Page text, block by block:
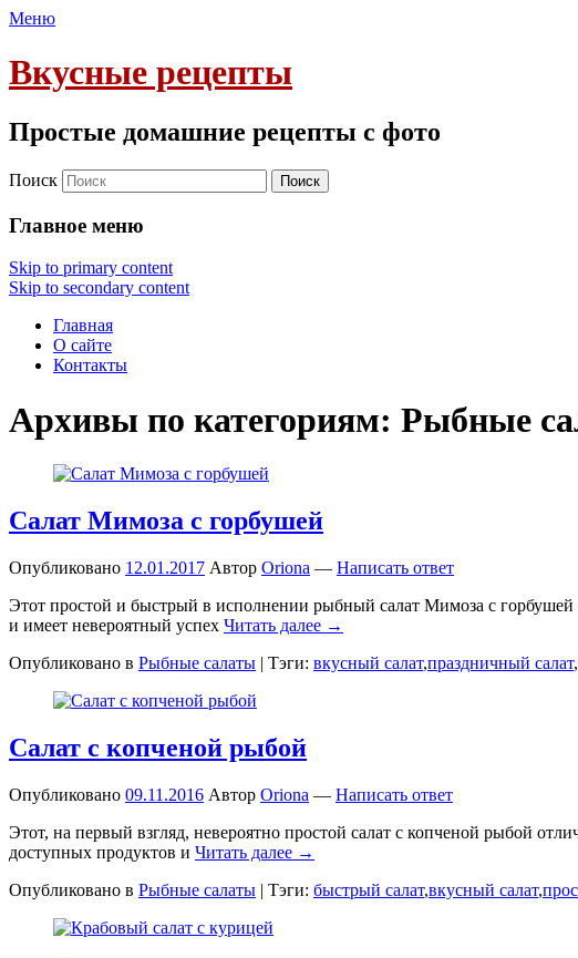
Меню
Вкусные рецепты
Простые домашние рецепты с фото
Поиск
Главное меню
Skip to primary content
Skip to secondary content
Главная
О сайте
Контакты
Архивы по категориям: Рыбные
Салат Мимоза с горбушей
Опубликовано 12.01.2017 Автор Oriona — Написать ответ
Этот простой и быстрый в исполнении рыбный салат Мимоза с
и имеет невероятный успех Читать далее →
Опубликовано в Рыбные салаты | Тэги: вкусный салат,праздничный салат,
Салат с копченой рыбой
Опубликовано 09.11.2016 Автор Oriona — Написать ответ
Этот, на первый взгляд, невероятно простой салат с копченой рыбой
доступных продуктов и Читать далее →
Опубликовано в Рыбные салаты | Тэги: быстрый салат,вкусный салат,